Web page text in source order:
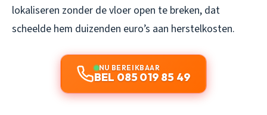
lokaliseren zonder de vloer open te breken, dat
scheelde hem duizenden euro’s aan herstelkosten.
NU BEREIKBAAR
BEL 085 019 85 49